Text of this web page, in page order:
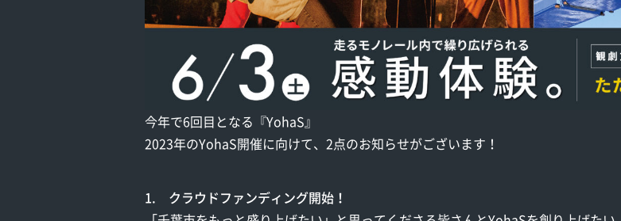
今年で6回目となる『YohaS』
2023年のYohaS開催に向けて、2点のお知らせがございます！
1. クラウドファンディング開始！